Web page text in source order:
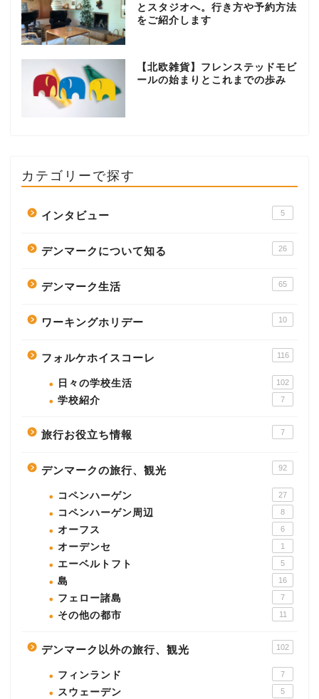
とスタジオへ。行き方や予約方法
をご紹介します
【北欧雑貨】フレンステッドモビ
ールの始まりとこれまでの歩み
カテゴリーで探す
インタビュー 5
デンマークについて知る 26
デンマーク生活 65
ワーキングホリデー 10
フォルケホイスコーレ 116
日々の学校生活 102
学校紹介 7
旅行お役立ち情報 7
デンマークの旅行、観光 92
コペンハーゲン 27
コペンハーゲン周辺 8
オーフス 6
オーデンセ 1
エーベルトフト 5
島 16
フェロー諸島 7
その他の都市 11
デンマーク以外の旅行、観光 102
フィンランド 7
スウェーデン 5